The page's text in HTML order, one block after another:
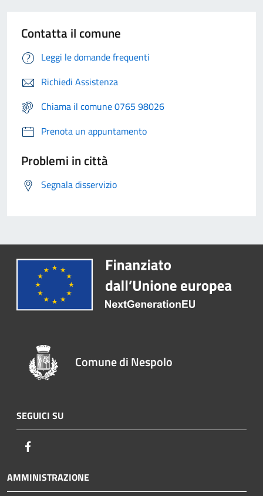
Contatta il comune
Leggi le domande frequenti
Richiedi Assistenza
Chiama il comune 0765 98026
Prenota un appuntamento
Problemi in città
Segnala disservizio
Comune di Nespolo
SEGUICI SU
AMMINISTRAZIONE